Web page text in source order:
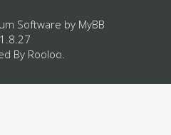
Software by MyBB
1.8.27
By Rooloo